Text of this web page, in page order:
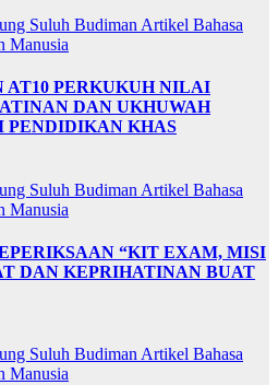
Suluh Budiman Artikel Bahasa
Manusia
AT10 PERKUKUH NILAI
DAN UKHUWAH
PENDIDIKAN KHAS
Suluh Budiman Artikel Bahasa
Manusia
“KIT EXAM, MISI
DAN KEPRIHATINAN BUAT
Suluh Budiman Artikel Bahasa
Manusia